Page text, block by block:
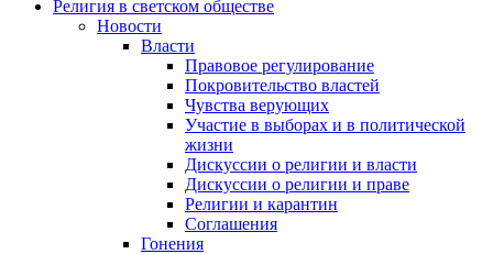
Религия в светском обществе
Новости
Власти
Правовое регулирование
Покровительство властей
Чувства верующих
Участие в выборах и в политической
жизни
Дискуссии о религии и власти
Дискуссии о религии и праве
Религии и карантин
Соглашения
Гонения